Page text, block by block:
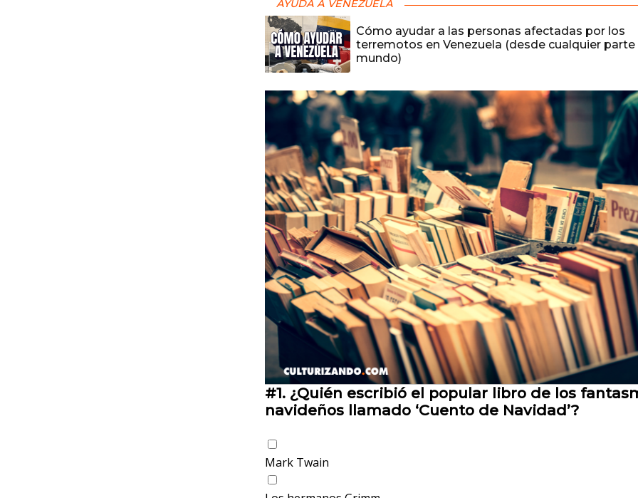
AYUDA A VENEZUELA
Cómo ayudar a las personas afectadas por los
terremotos en Venezuela (desde cualquier parte
mundo)
#1. ¿Quién escribió el popular libro de los
navideños llamado ‘Cuento de Navidad’?
Mark Twain